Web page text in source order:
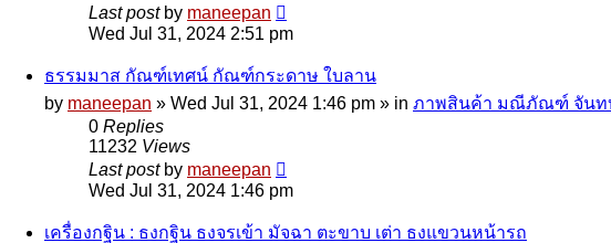
Last post by maneepan
Wed Jul 31, 2024 2:51 pm
ธรรมมาส กัณฑ์เทศน์ กัณฑ์กระดาษ ใบลาน
by maneepan » Wed Jul 31, 2024 1:46 pm » in ภาพสินค้า มณีภัณฑ์ จันท
0 Replies
11232 Views
Last post by maneepan
Wed Jul 31, 2024 1:46 pm
เครื่องกฐิน : ธงกฐิน ธงจรเข้า มัจฉา ตะขาบ เต่า ธงแขวนหน้ารถ